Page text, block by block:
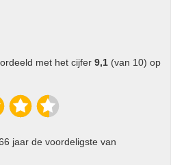
met het cijfer 9,1 (van 10) op
jaar de voordeligste van